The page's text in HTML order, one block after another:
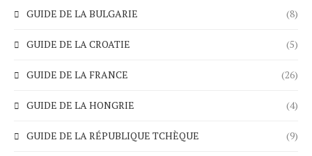
GUIDE DE LA BULGARIE (8)
GUIDE DE LA CROATIE (5)
GUIDE DE LA FRANCE (26)
GUIDE DE LA HONGRIE (4)
GUIDE DE LA RÉPUBLIQUE TCHÈQUE (9)